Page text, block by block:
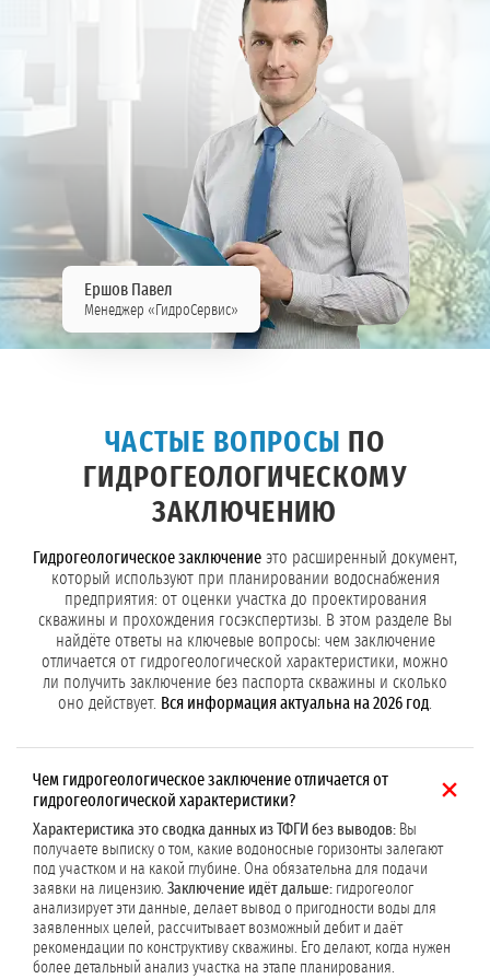
Ершов Павел
Менеджер «ГидроСервис»
ЧАСТЫЕ ВОПРОСЫ
ПО
ГИДРОГЕОЛОГИЧЕСКОМУ
ЗАКЛЮЧЕНИЮ
Гидрогеологическое заключение это расширенный документ,
который используют при планировании водоснабжения
предприятия: от оценки участка до проектирования
скважины и прохождения госэкспертизы. В этом разделе Вы
найдёте ответы на ключевые вопросы: чем заключение
отличается от гидрогеологической характеристики, можно
ли получить заключение без паспорта скважины и сколько
оно действует. Вся информация актуальна на 2026 год
Чем гидрогеологическое заключение отличается от
гидрогеологической характеристики?
Характеристика это сводка данных из ТФГИ без выводов: Вы
получаете выписку о том, какие водоносные горизонты залегают
под участком и на какой глубине. Она обязательна для подачи
заявки на лицензию. Заключение идёт дальше: гидрогеолог
анализирует эти данные, делает вывод о пригодности воды для
заявленных целей, рассчитывает возможный дебит и даёт
рекомендации по конструктиву скважины. Его делают, когда нужен
более детальный анализ участка на этапе планирования.